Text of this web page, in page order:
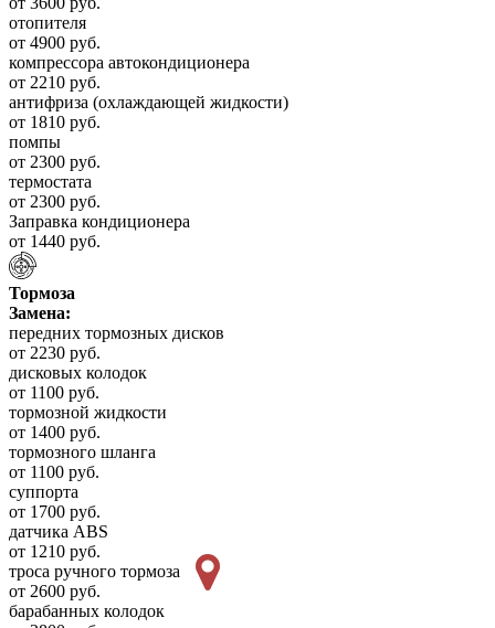
отопителя
от 4900 руб.
компрессора автокондиционера
от 2210 руб.
антифриза (охлаждающей жидкости)
от 1810 руб.
помпы
от 2300 руб.
термостата
от 2300 руб.
Заправка кондиционера
от 1440 руб.
Тормоза
Замена:
передних тормозных дисков
от 2230 руб.
дисковых колодок
от 1100 руб.
тормозной жидкости
от 1400 руб.
тормозного шланга
от 1100 руб.
суппорта
от 1700 руб.
датчика ABS
от 1210 руб.
троса ручного тормоза
от 2600 руб.
барабанных колодок